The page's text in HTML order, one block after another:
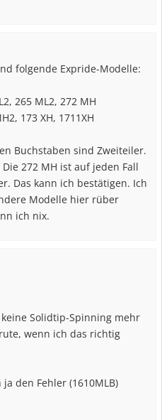
folgende Expride-Modelle:
265 ML2, 272 MH
173 XH, 1711XH
Buchstaben sind Zweiteiler.
272 MH ist auf jeden Fall
Das kann ich bestätigen. Ich
Modelle hier rüber
ich nix.
Solidtip-Spinning mehr
wenn ich das richtig
den Fehler (1610MLB)